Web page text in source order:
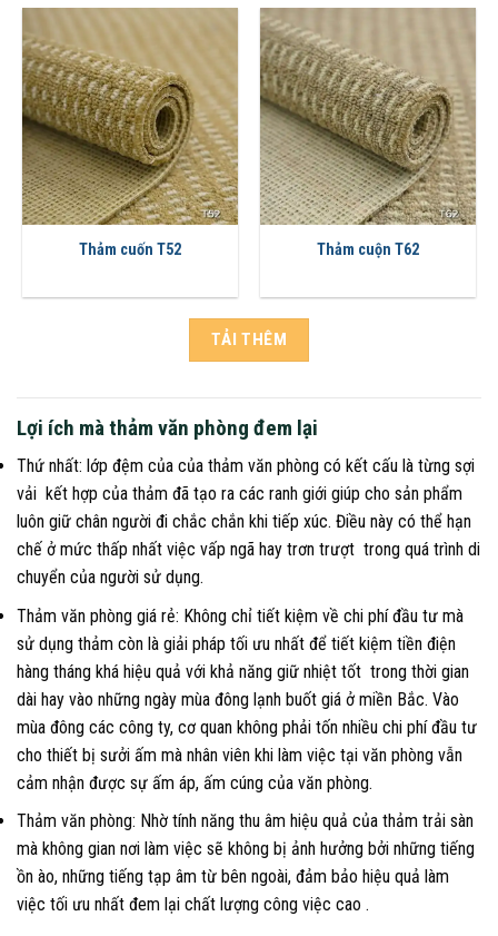
Thảm cuốn T52 Thảm cuộn T62
TẢI THÊM
Lợi ích mà thảm văn phòng đem lại
Thứ nhất: lớp đệm của của thảm văn phòng có kết cấu là từng sợi
vải kết hợp của thảm đã tạo ra các ranh giới giúp cho sản phẩm
luôn giữ chân người đi chắc chắn khi tiếp xúc. Điều này có thể hạn
chế ở mức thấp nhất việc vấp ngã hay trơn trượt trong quá trình di
chuyển của người sử dụng.
Thảm văn phòng giá rẻ: Không chỉ tiết kiệm về chi phí đầu tư mà
sử dụng thảm còn là giải pháp tối ưu nhất để tiết kiệm tiền điện
hàng tháng khá hiệu quả với khả năng giữ nhiệt tốt trong thời gian
dài hay vào những ngày mùa đông lạnh buốt giá ở miền Bắc. Vào
mùa đông các công ty, cơ quan không phải tốn nhiều chi phí đầu tư
cho thiết bị sưởi ấm mà nhân viên khi làm việc tại văn phòng vẫn
cảm nhận được sự ấm áp, ấm cúng của văn phòng.
Thảm văn phòng: Nhờ tính năng thu âm hiệu quả của thảm trải sàn
mà không gian nơi làm việc sẽ không bị ảnh hưởng bởi những tiếng
ồn ào, những tiếng tạp âm từ bên ngoài, đảm bảo hiệu quả làm
việc tối ưu nhất đem lại chất lượng công việc cao .